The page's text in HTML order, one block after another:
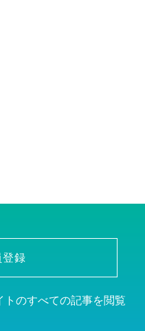
登録
のすべての記事を閲覧